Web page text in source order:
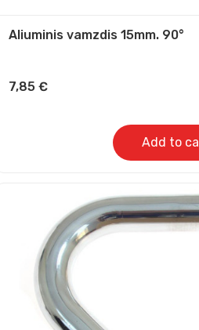
Aliuminis vamzdis 15mm. 90°
7,85 €
Add to